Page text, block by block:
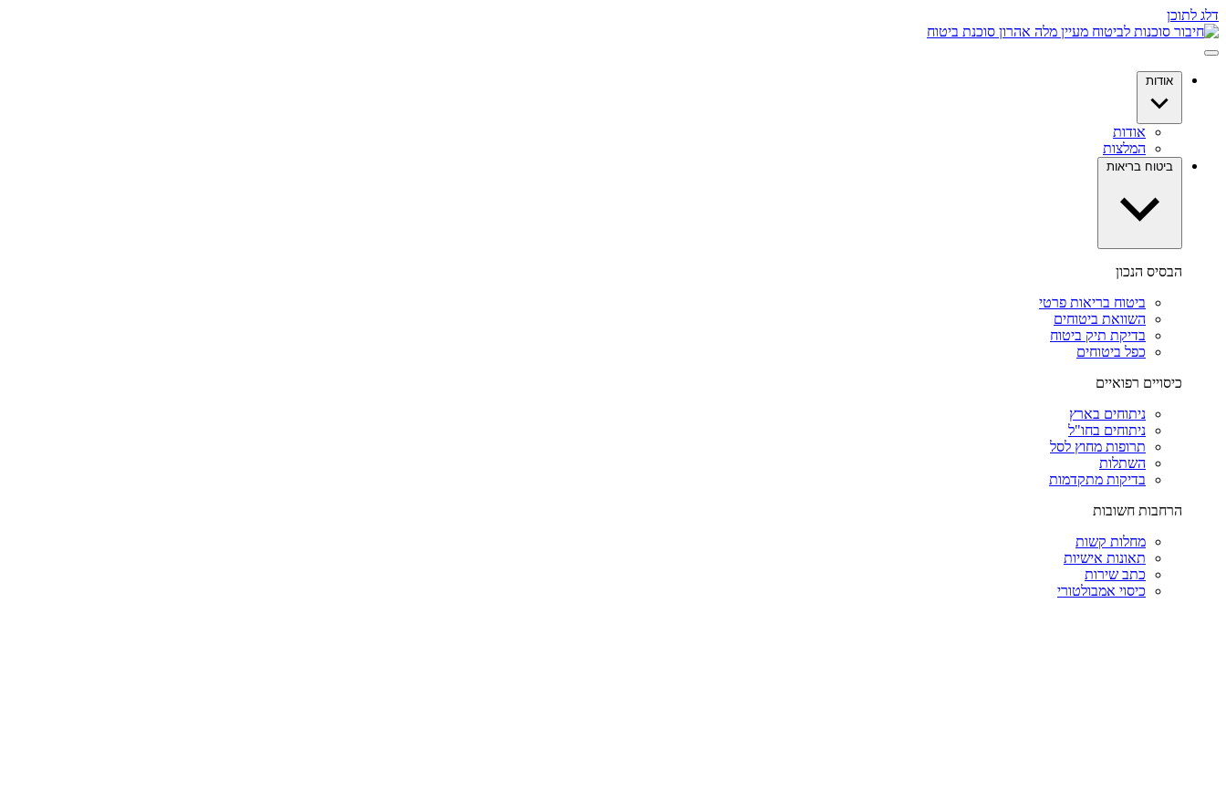
דלג לתוכן
אודות
אודות
המלצות
ביטוח בריאות
הבסיס הנכון
ביטוח בריאות פרטי
השוואת ביטוחים
בדיקת תיק ביטוח
כפל ביטוחים
כיסויים רפואיים
ניתוחים בארץ
ניתוחים בחו"ל
תרופות מחוץ לסל
השתלות
בדיקות מתקדמות
הרחבות חשובות
מחלות קשות
תאונות אישיות
כתב שירות
כיסוי אמבולטורי